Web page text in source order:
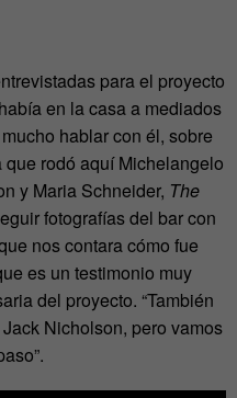
para el proyecto
en la casa a mediados
hablar con él, sobre
rodó aquí Michelangelo
y Maria Schneider, The
fotografías del bar con
nos contara cómo fue
es un testimonio muy
del proyecto. “También
Nicholson, pero vamos